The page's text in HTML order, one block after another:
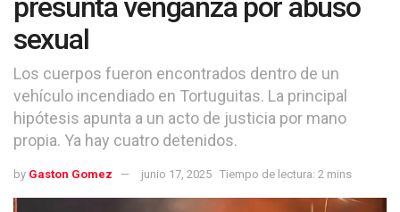
presunta venganza por abuso
sexual
Los cuerpos fueron encontrados dentro de un
vehículo incendiado en Tortuguitas. La principal
hipótesis apunta a un acto de justicia por mano
propia. Ya hay cuatro detenidos.
by Gaston Gomez junio 17, 2025 Tiempo de lectura: 2 mins